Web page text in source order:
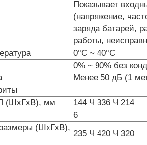
Показывает
(напряжение,
заряда батарей,
работы,
0°С ~ 40°С
0% ~ 90% без
Менее 50 дБ (1
(ШхГхВ), мм
144 Ч 336 Ч 214
6
(ШхГхВ),
235 Ч 420 Ч 320